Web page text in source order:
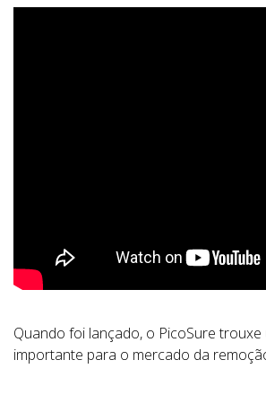
Quando foi lançado, o PicoSure trouxe
importante para o mercado da